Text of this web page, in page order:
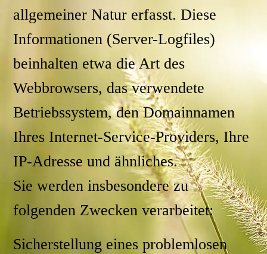
allgemeiner Natur erfasst. Diese
Informationen (Server-Logfiles)
beinhalten etwa die Art des
Webbrowsers, das verwendete
Betriebssystem, den Domainnamen
Ihres Internet-Service-Providers, Ihre
IP-Adresse und ähnliches.
Sie werden insbesondere zu
folgenden Zwecken verarbeitet:
Sicherstellung eines problemlosen